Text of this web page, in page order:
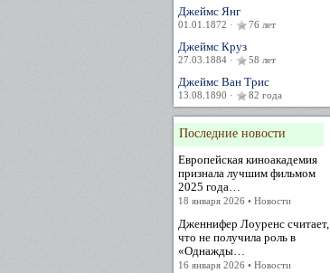
Джеймс Янг
01.01.1872 · 76 лет
Джеймс Круз
27.03.1884 · 58 лет
Джеймс Ван Трис
13.08.1890 · 82 года
Последние новости
Европейская киноакадемия
признала лучшим фильмом
2025 года…
18 января 2026 • Новости
Дженнифер Лоуренс считает,
что не получила роль в
«Однажды…
16 января 2026 • Новости